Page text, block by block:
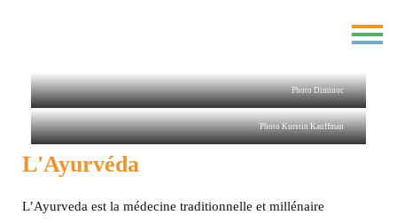
Photo Diminoc
Photo Kurstin Kauffman
L'Ayurvéda
L’Ayurveda est la médecine traditionnelle et millénaire